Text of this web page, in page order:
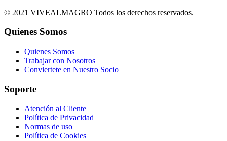
© 2021 VIVEALMAGRO Todos los derechos reservados.
Quienes Somos
Quienes Somos
Trabajar con Nosotros
Conviertete en Nuestro Socio
Soporte
Atención al Cliente
Política de Privacidad
Normas de uso
Política de Cookies